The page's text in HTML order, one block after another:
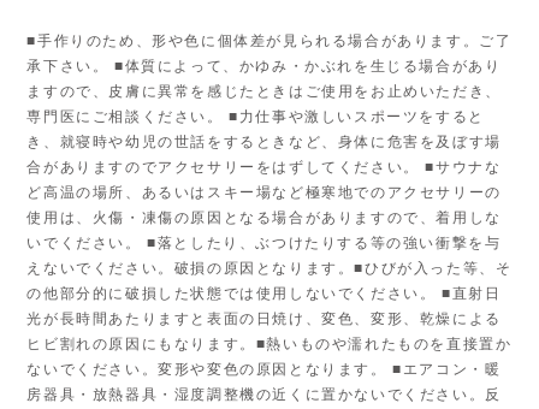
■手作りのため、形や色に個体差が見られる場合があります。ご了
承下さい。 ■体質によって、かゆみ・かぶれを生じる場合があり
ますので、皮膚に異常を感じたときはご使用をお止めいただき、
専門医にご相談ください。 ■力仕事や激しいスポーツをすると
き、就寝時や幼児の世話をするときなど、身体に危害を及ぼす場
合がありますのでアクセサリーをはずしてください。 ■サウナな
ど高温の場所、あるいはスキー場など極寒地でのアクセサリーの
使用は、火傷・凍傷の原因となる場合がありますので、着用しな
いでください。 ■落としたり、ぶつけたりする等の強い衝撃を与
えないでください。破損の原因となります。■ひびが入った等、そ
の他部分的に破損した状態では使用しないでください。 ■直射日
光が長時間あたりますと表面の日焼け、変色、変形、乾燥による
ヒビ割れの原因にもなります。■熱いものや濡れたものを直接置か
ないでください。変形や変色の原因となります。 ■エアコン・暖
房器具・放熱器具・湿度調整機の近くに置かないでください。反